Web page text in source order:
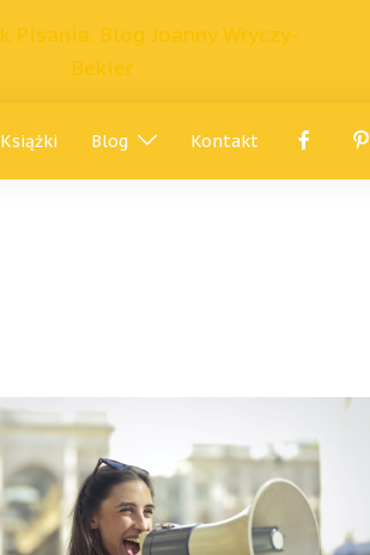
Książki Blog Kontakt